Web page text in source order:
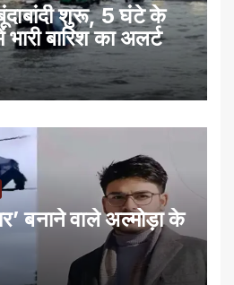
शुरू, 5 घंटे के
भारी बारिश का अलर्ट
बनाने वाले अल्मोड़ा के